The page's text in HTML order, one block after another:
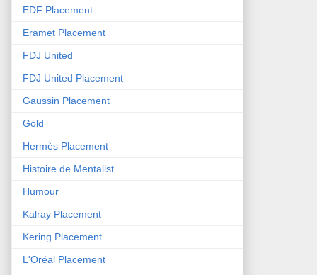
EDF Placement
Eramet Placement
FDJ United
FDJ United Placement
Gaussin Placement
Gold
Hermès Placement
Histoire de Mentalist
Humour
Kalray Placement
Kering Placement
L'Oréal Placement